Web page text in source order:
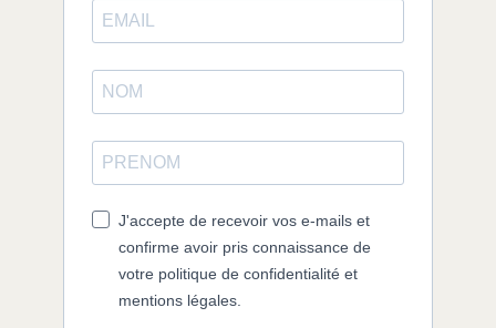
J'accepte de recevoir vos e-mails et
confirme avoir pris connaissance de
votre politique de confidentialité et
mentions légales.